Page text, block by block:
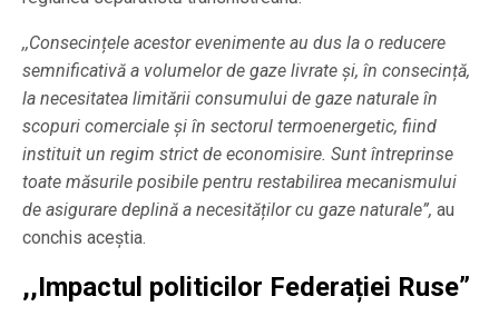
,,Consecințele acestor evenimente au dus la o reducere
semnificativă a volumelor de gaze livrate și, în consecință,
la necesitatea limitării consumului de gaze naturale în
scopuri comerciale și în sectorul termoenergetic, fiind
instituit un regim strict de economisire. Sunt întreprinse
toate măsurile posibile pentru restabilirea mecanismului
de asigurare deplină a necesităților cu gaze naturale”, au
conchis aceștia.
,,Impactul politicilor Federației Ruse”